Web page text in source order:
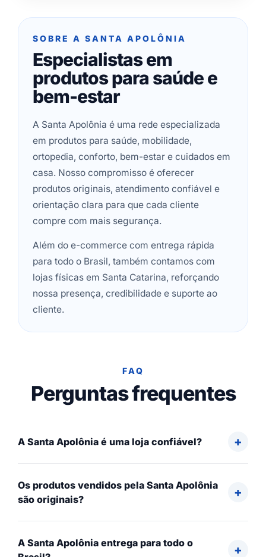
SOBRE A SANTA APOLÔNIA
Especialistas em
produtos para saúde e
bem-estar
A Santa Apolônia é uma rede especializada
em produtos para saúde, mobilidade,
ortopedia, conforto, bem-estar e cuidados em
casa. Nosso compromisso é oferecer
produtos originais, atendimento confiável e
orientação clara para que cada cliente
compre com mais segurança.
Além do e-commerce com entrega rápida
para todo o Brasil, também contamos com
lojas físicas em Santa Catarina, reforçando
nossa presença, credibilidade e suporte ao
cliente.
FAQ
Perguntas frequentes
A Santa Apolônia é uma loja confiável?
Os produtos vendidos pela Santa Apolônia
são originais?
A Santa Apolônia entrega para todo o